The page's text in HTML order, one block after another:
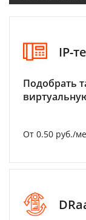
IP-
Подобрать
От 0.50 руб./